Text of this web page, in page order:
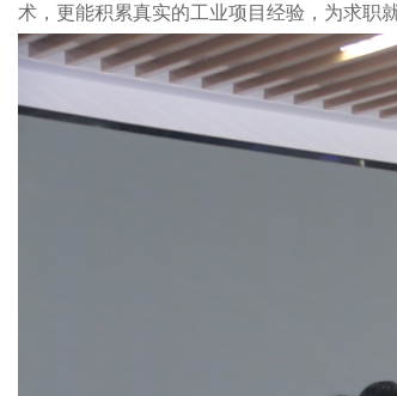
术，更能积累真实的工业项目经验，为求职